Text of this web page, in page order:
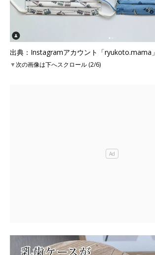
出典：Instagramアカウント「ryukoto.mama」
▼次の画像は下へスクロール (2/6)